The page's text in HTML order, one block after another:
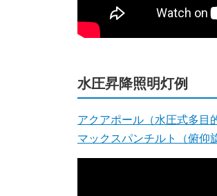
水圧昇降照明灯例
アクアポール（水圧式多目
マックスパンチルト（俯仰